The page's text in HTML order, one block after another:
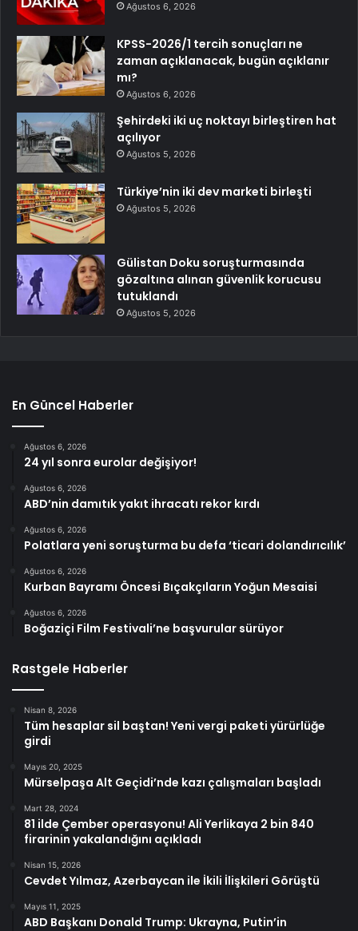
Ağustos 6, 2026
KPSS-2026/1 tercih sonuçları ne
zaman açıklanacak, bugün açıklanır
mı?
Ağustos 6, 2026
Şehirdeki iki uç noktayı birleştiren hat
açılıyor
Ağustos 5, 2026
Türkiye’nin iki dev marketi birleşti
Ağustos 5, 2026
Gülistan Doku soruşturmasında
gözaltına alınan güvenlik korucusu
tutuklandı
Ağustos 5, 2026
En Güncel Haberler
Ağustos 6, 2026
24 yıl sonra eurolar değişiyor!
Ağustos 6, 2026
ABD’nin damıtık yakıt ihracatı rekor kırdı
Ağustos 6, 2026
Polatlara yeni soruşturma bu defa ‘ticari dolandırıcılık’
Ağustos 6, 2026
Kurban Bayramı Öncesi Bıçakçıların Yoğun Mesaisi
Ağustos 6, 2026
Boğaziçi Film Festivali’ne başvurular sürüyor
Rastgele Haberler
Nisan 8, 2026
Tüm hesaplar sil baştan! Yeni vergi paketi yürürlüğe
girdi
Mayıs 20, 2025
Mürselpaşa Alt Geçidi’nde kazı çalışmaları başladı
Mart 28, 2024
81 ilde Çember operasyonu! Ali Yerlikaya 2 bin 840
firarinin yakalandığını açıkladı
Nisan 15, 2026
Cevdet Yılmaz, Azerbaycan ile İkili İlişkileri Görüştü
Mayıs 11, 2025
ABD Başkanı Donald Trump: Ukrayna, Putin’in